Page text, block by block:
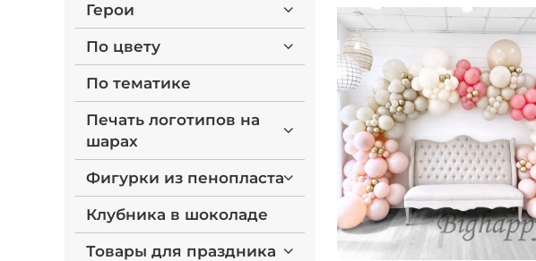
Герои
По цвету
По тематике
Печать логотипов на
шарах
Фигурки из пенопласта
Клубника в шоколаде
Товары для праздника